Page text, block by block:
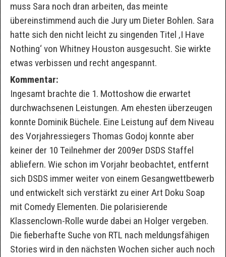
muss Sara noch dran arbeiten, das meinte
übereinstimmend auch die Jury um Dieter Bohlen. Sara
hatte sich den nicht leicht zu singenden Titel ‚I Have
Nothing‘ von Whitney Houston ausgesucht. Sie wirkte
etwas verbissen und recht angespannt.
Kommentar:
Ingesamt brachte die 1. Mottoshow die erwartet
durchwachsenen Leistungen. Am ehesten überzeugen
konnte Dominik Büchele. Eine Leistung auf dem Niveau
des Vorjahressiegers Thomas Godoj konnte aber
keiner der 10 Teilnehmer der 2009er DSDS Staffel
abliefern. Wie schon im Vorjahr beobachtet, entfernt
sich DSDS immer weiter von einem Gesangwettbewerb
und entwickelt sich verstärkt zu einer Art Doku Soap
mit Comedy Elementen. Die polarisierende
Klassenclown-Rolle wurde dabei an Holger vergeben.
Die fieberhafte Suche von RTL nach meldungsfähigen
Stories wird in den nächsten Wochen sicher auch noch